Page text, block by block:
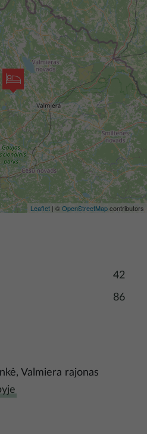
Leaflet | ©OpenStreetMapcontributors
42
86
Valmiera rajonas